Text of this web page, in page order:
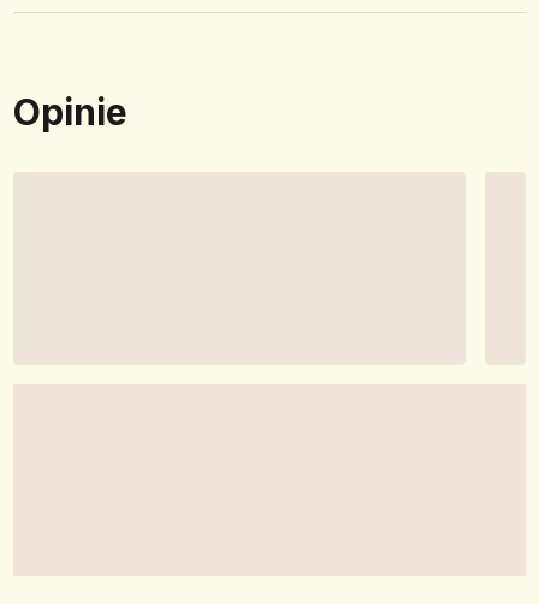
Opinie